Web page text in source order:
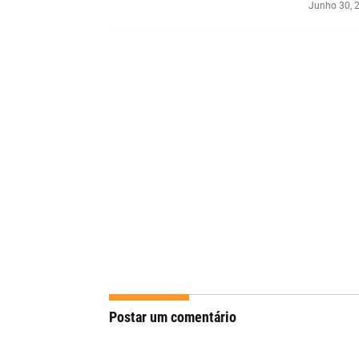
Junho 30,
Postar um comentário